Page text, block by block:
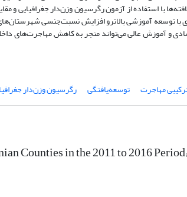
با استفاده از آزمون رگرسیون وزن‌دار جغرافیایی و
توسعه آموزشی بالاترو افزایش نسبت‌جنسی
و آموزش عالی می‌تواند منجر به کاهش مهاجرت‌های
مهاجرت توسعه‌یافتگی رگرسیون وزن‌دار
Counties in the 2011 to 2016